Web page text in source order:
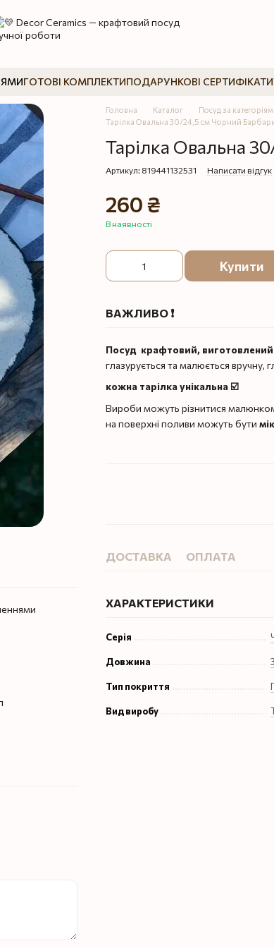
ГОТОВІ КОМПЛЕКТИПОДАРУНКОВІ СЕРТИФІКАТИ
Головна Каталог Посуд за
Тарілка Овальна 30/24,5 см Чорний
Тарілка Овальна
Артикул: 819441132531 Написати відгук
260 ₴
В наявності
Купити
ВАЖЛИВО ❗️
Посуд крафтовий,
глазурується та малюється вручну,
кожна тарілка унікальна ☑️
Вироби можуть різнитися
на поверхні поливи можуть бути
ДОСТАВКА ОПЛАТА
ХАРАКТЕРИСТИКИ
Серія
Довжина
Тип покриття
Вид виробу